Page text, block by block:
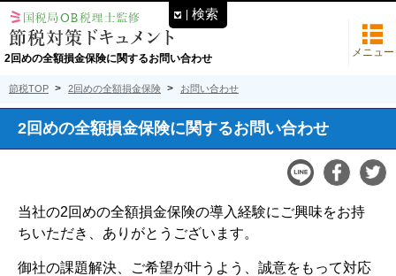
2回めの全額損金保険に関するお問い合わせ メニュー
節税TOP 2回めの全額損金保険 お問い合わせ
2回めの全額損金保険に関するお問い合わせ
当社の2回めの全額損金保険の導入経験にご興味をお持
ちいただき、ありがとうございます。
御社の課題解決、ご希望が叶うよう、誠意をもって対応
検索